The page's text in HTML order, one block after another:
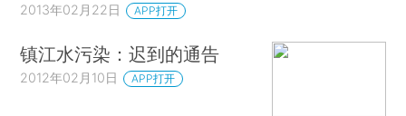
2013年02月22日 APP打开
镇江水污染：迟到的通告
2012年02月10日 APP打开